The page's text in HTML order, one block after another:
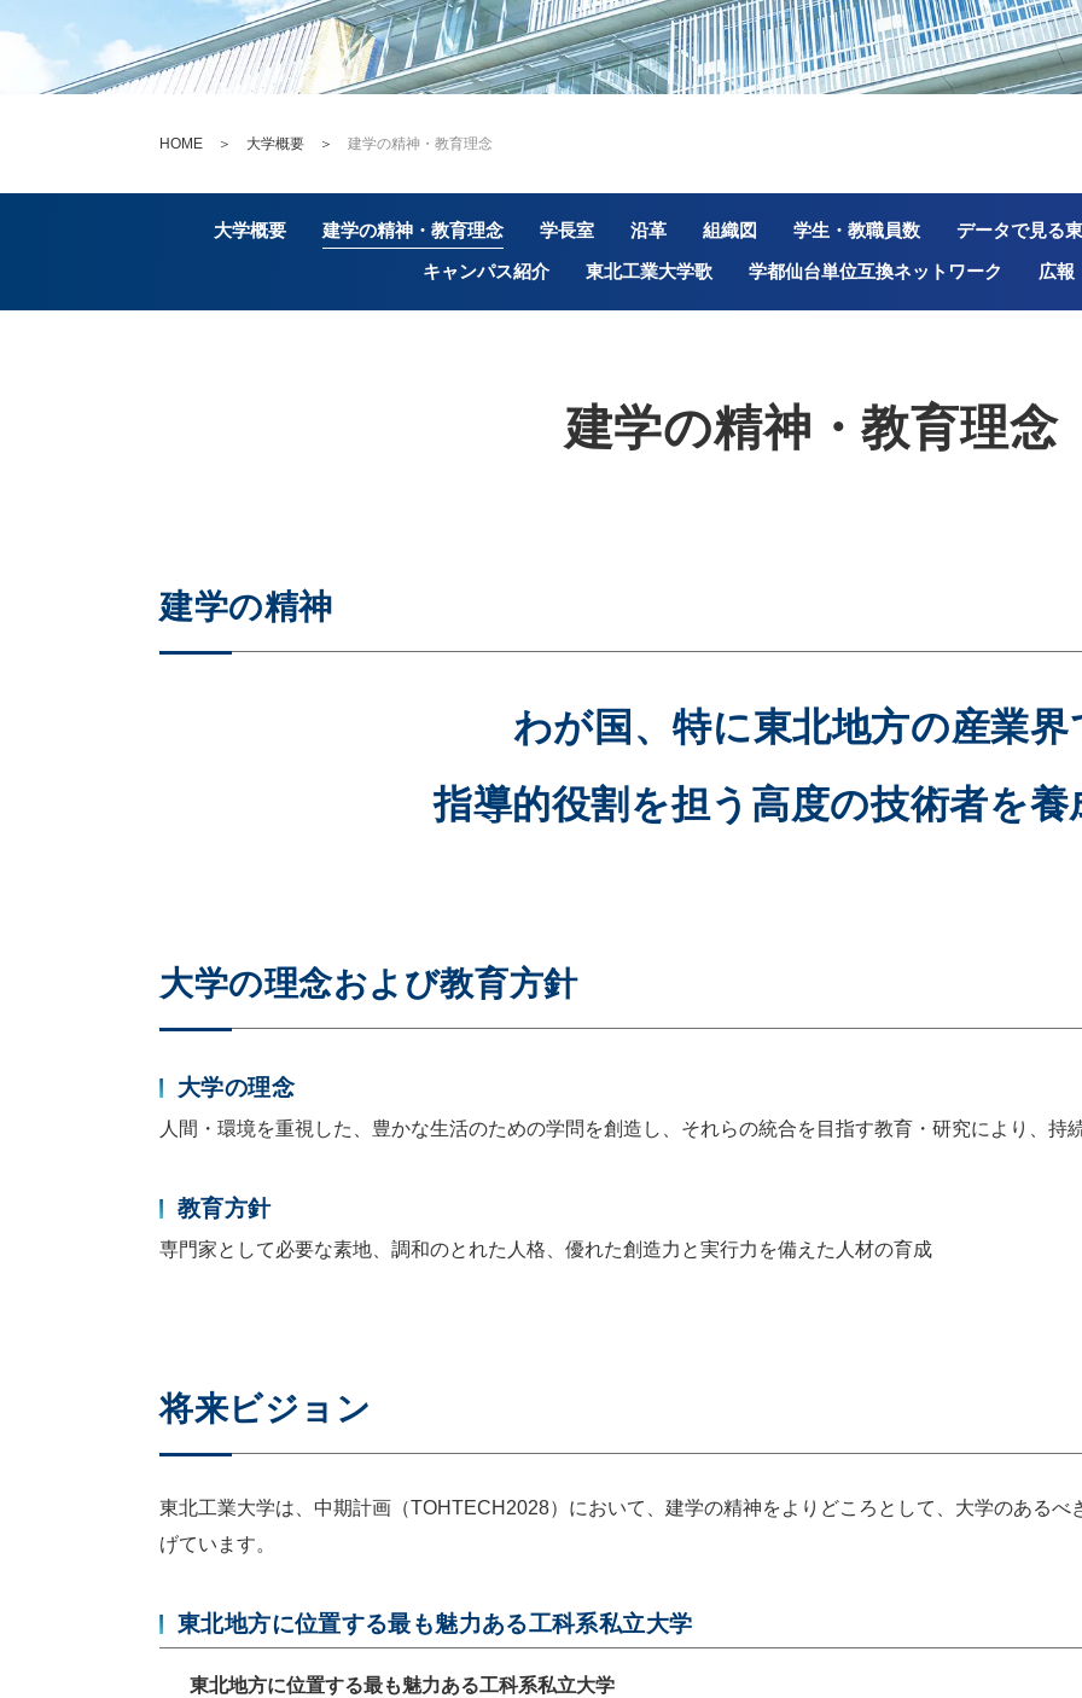
HOME ＞ 大学概要 ＞ 建学の精神・教育理念
大学概要 建学の精神・教育理念 学長室 沿革 組織図 学生・教職員数 データで見る
キャンパス紹介
東北工業大学歌 学都仙台単位互換ネットワーク 広報
建学の精神・教育理念
建学の精神
わが国、特に東北地方の産業界
指導的役割を担う高度の技術者を養
大学の理念および教育方針
大学の理念
人間・環境を重視した、豊かな生活のための学問を創造し、それらの統合を目指す教育・研究により、持
教育方針
専門家として必要な素地、調和のとれた人格、優れた創造力と実行力を備えた人材の育成
将来ビジョン
東北工業大学は、中期計画（TOHTECH2028）において、建学の精神をよりどころとして、大学のある
げています。
東北地方に位置する最も魅力ある工科系私立大学
東北地方に位置する最も魅力ある工科系私立大学